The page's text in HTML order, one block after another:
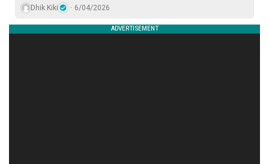
Dhik Kiki 6/04/2026